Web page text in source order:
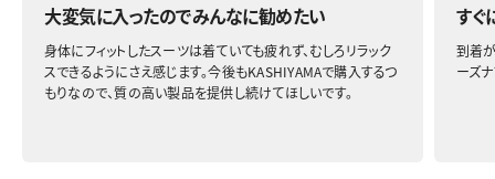
大変気に入ったのでみんなに勧めたい
身体にフィットしたスーツは着ていても疲れず、むしろリラック
スできるようにさえ感じます。今後もKASHIYAMAで購入するつ
もりなので、質の高い製品を提供し続けてほしいです。
すぐ
到着
ーズ